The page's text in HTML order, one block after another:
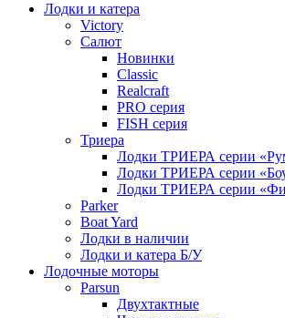
Лодки и катера
Victory
Салют
Новинки
Classic
Realcraft
PRO серия
FISH серия
Триера
Лодки ТРИЕРА серии
Лодки ТРИЕРА серии
Лодки ТРИЕРА серии
Parker
Boat Yard
Лодки в наличии
Лодки и катера Б/У
Лодочные моторы
Parsun
Двухтактные